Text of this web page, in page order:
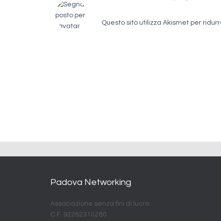
Questo sito utilizza Akismet per
Padova Networking
Associazione senza fini di lucro
C.F. 92282310280